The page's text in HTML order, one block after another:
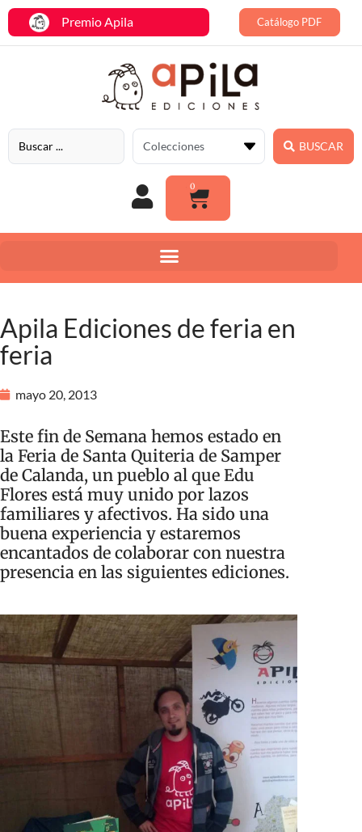
Premio Apila Catálogo PDF
BUSCAR
0
Apila Ediciones de feria en
feria
mayo 20, 2013
Este fin de Semana hemos estado en
la Feria de Santa Quiteria de Samper
de Calanda, un pueblo al que Edu
Flores está muy unido por lazos
familiares y afectivos. Ha sido una
buena experiencia y estaremos
encantados de colaborar con nuestra
presencia en las siguientes ediciones.